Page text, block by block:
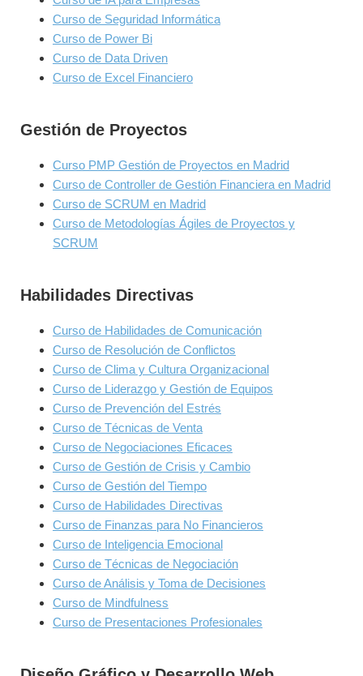
s
o
s
Curso de Seguridad Informática
Curso de Power Bi
Curso de Data Driven
Curso de Excel Financiero
Gestión de Proyectos
Curso PMP Gestión de Proyectos en Madrid
Curso de Controller de Gestión Financiera en Madrid
Curso de SCRUM en Madrid
Curso de Metodologías Ágiles de Proyectos y
SCRUM
Habilidades Directivas
Curso de Habilidades de Comunicación
Curso de Resolución de Conflictos
Curso de Clima y Cultura Organizacional
Curso de Liderazgo y Gestión de Equipos
Curso de Prevención del Estrés
Curso de Técnicas de Venta
Curso de Negociaciones Eficaces
Curso de Gestión de Crisis y Cambio
Curso de Gestión del Tiempo
Curso de Habilidades Directivas
Curso de Finanzas para No Financieros
Curso de Inteligencia Emocional
Curso de Técnicas de Negociación
Curso de Análisis y Toma de Decisiones
Curso de Mindfulness
Curso de Presentaciones Profesionales